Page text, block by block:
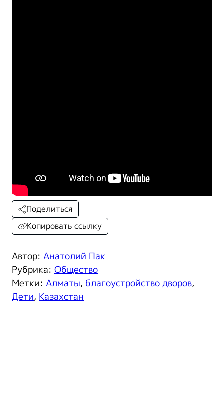
Автор: Анатолий Пак
Рубрика: Общество
Метки: Алматы, благоустройство дворов,
Дети, Казахстан
Поделиться
Копировать ссылку